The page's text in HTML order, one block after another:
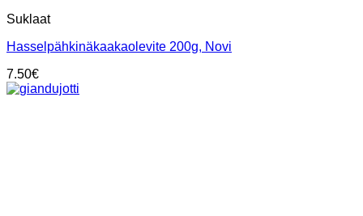
Suklaat
Hasselpähkinäkaakaolevite 200g, Novi
7.50€